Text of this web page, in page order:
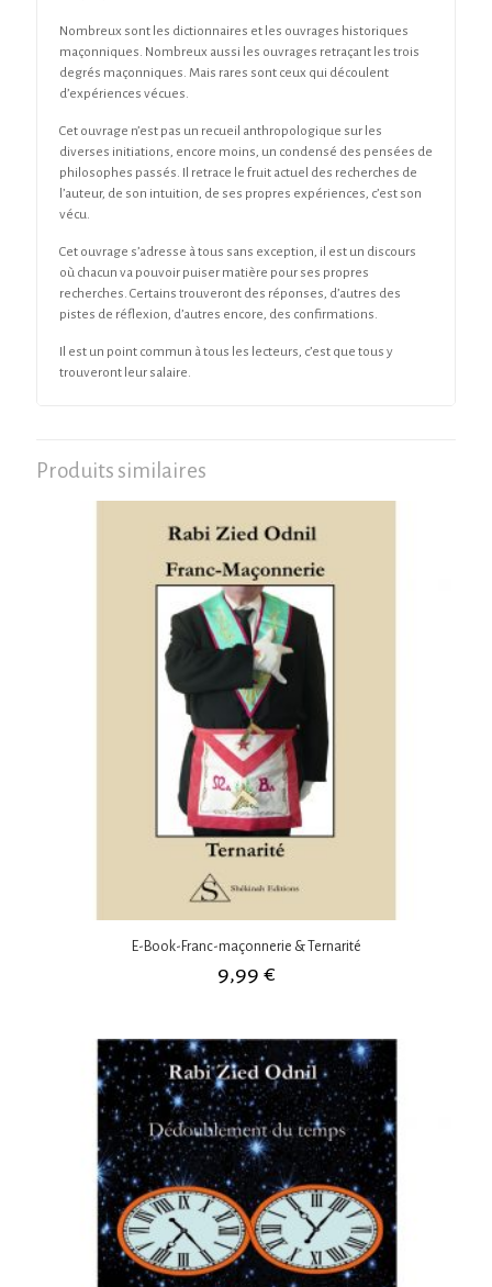
Nombreux sont les dictionnaires et les ouvrages historiques
maçonniques. Nombreux aussi les ouvrages retraçant les trois
degrés maçonniques. Mais rares sont ceux qui découlent
d’expériences vécues.
Cet ouvrage n’est pas un recueil anthropologique sur les
diverses initiations, encore moins, un condensé des pensées de
philosophes passés. Il retrace le fruit actuel des recherches de
l’auteur, de son intuition, de ses propres expériences, c’est son
vécu.
Cet ouvrage s’adresse à tous sans exception, il est un discours
où chacun va pouvoir puiser matière pour ses propres
recherches. Certains trouveront des réponses, d’autres des
pistes de réflexion, d’autres encore, des confirmations.
Il est un point commun à tous les lecteurs, c’est que tous y
trouveront leur salaire.
Produits similaires
E-Book-Franc-maçonnerie & Ternarité
9,99 €